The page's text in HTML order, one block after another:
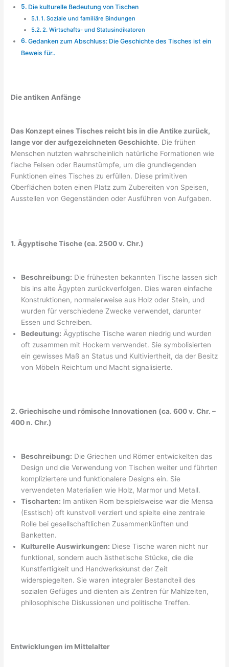
Die kulturelle Bedeutung von Tischen
1. Soziale und familiäre Bindungen
2. Wirtschafts- und Statusindikatoren
Gedanken zum Abschluss: Die Geschichte des Tisches ist ein
Beweis für..
Die antiken Anfänge
Das Konzept eines Tisches reicht bis in die Antike zurück,
lange vor der aufgezeichneten Geschichte. Die frühen
Menschen nutzten wahrscheinlich natürliche Formationen wie
flache Felsen oder Baumstümpfe, um die grundlegenden
Funktionen eines Tisches zu erfüllen. Diese primitiven
Oberflächen boten einen Platz zum Zubereiten von Speisen,
Ausstellen von Gegenständen oder Ausführen von Aufgaben.
1. Ägyptische Tische (ca. 2500 v. Chr.)
Beschreibung: Die frühesten bekannten Tische lassen sich
bis ins alte Ägypten zurückverfolgen. Dies waren einfache
Konstruktionen, normalerweise aus Holz oder Stein, und
wurden für verschiedene Zwecke verwendet, darunter
Essen und Schreiben.
Bedeutung: Ägyptische Tische waren niedrig und wurden
oft zusammen mit Hockern verwendet. Sie symbolisierten
ein gewisses Maß an Status und Kultiviertheit, da der Besitz
von Möbeln Reichtum und Macht signalisierte.
2. Griechische und römische Innovationen (ca. 600 v. Chr. –
400 n. Chr.)
Beschreibung: Die Griechen und Römer entwickelten das
Design und die Verwendung von Tischen weiter und führten
kompliziertere und funktionalere Designs ein. Sie
verwendeten Materialien wie Holz, Marmor und Metall.
Tischarten: Im antiken Rom beispielsweise war die Mensa
(Esstisch) oft kunstvoll verziert und spielte eine zentrale
Rolle bei gesellschaftlichen Zusammenkünften und
Banketten.
Kulturelle Auswirkungen: Diese Tische waren nicht nur
funktional, sondern auch ästhetische Stücke, die die
Kunstfertigkeit und Handwerkskunst der Zeit
widerspiegelten. Sie waren integraler Bestandteil des
sozialen Gefüges und dienten als Zentren für Mahlzeiten,
philosophische Diskussionen und politische Treffen.
Entwicklungen im Mittelalter